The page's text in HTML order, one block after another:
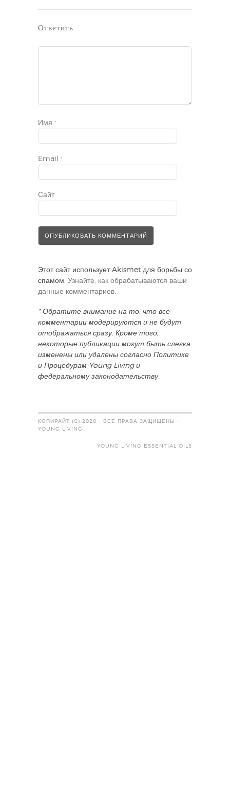
Ответить
Имя *
Email *
Сайт
Этот сайт использует Akismet для борьбы со
спамом. Узнайте, как обрабатываются ваши
данные комментариев
* Обратите внимание на то, что все
комментарии модерируются и не будут
отображаться сразу. Кроме того,
некоторые публикации могут быть слегка
изменены или удалены согласно Политике
и Процедурам Young Living и
федеральному законодательству.
КОПИРАЙТ (C) 2020 - ВСЕ ПРАВА ЗАЩИЩЕНЫ -
YOUNG LIVING
YOUNG LIVING ESSENTIAL OILS